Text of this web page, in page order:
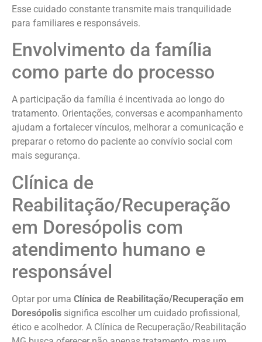
Esse cuidado constante transmite mais tranquilidade
para familiares e responsáveis.
Envolvimento da família
como parte do processo
A participação da família é incentivada ao longo do
tratamento. Orientações, conversas e acompanhamento
ajudam a fortalecer vínculos, melhorar a comunicação e
preparar o retorno do paciente ao convívio social com
mais segurança.
Clínica de
Reabilitação/Recuperação
em Doresópolis com
atendimento humano e
responsável
Optar por uma Clínica de Reabilitação/Recuperação em
Doresópolis significa escolher um cuidado profissional,
ético e acolhedor. A Clínica de Recuperação/Reabilitação